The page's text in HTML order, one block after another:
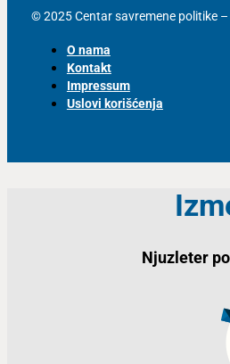
© 2025 Centar savremene politike
O nama
Kontakt
Impressum
Uslovi korišćenja
Njuzleter